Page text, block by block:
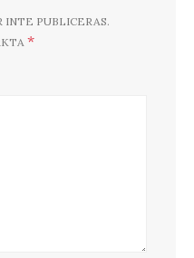
INTE PUBLICERAS.
*